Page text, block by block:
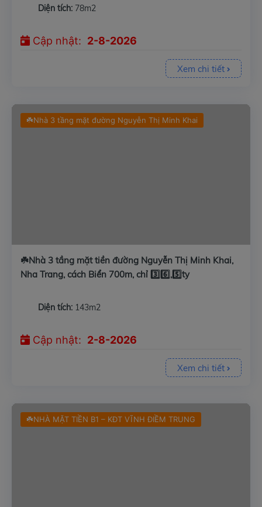
Diện tích: 78m2
Cập nhật: 2-8-2026
Xem chi tiết
☘️Nhà 3 tầng mặt đường Nguyễn Thị Minh Khai
☘️Nhà 3 tầng mặt tiền đường Nguyễn Thị Minh Khai,
Nha Trang, cách Biển 700m, chỉ 3️⃣6️⃣,5️⃣ty
Diện tích: 143m2
Cập nhật: 2-8-2026
Xem chi tiết
☘️NHÀ MẶT TIỀN B1 – KĐT VĨNH ĐIỀM TRUNG